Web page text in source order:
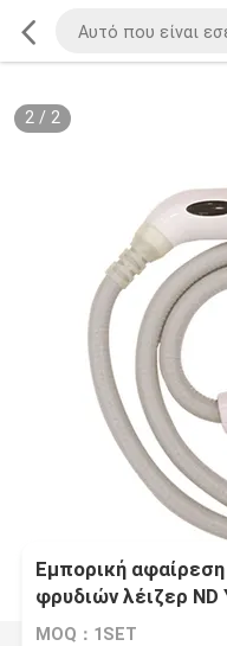
2/ 2
Εμπορική
φρυδιών λέιζερ ND
μεταστρεφόμενη το
MOQ：1SET